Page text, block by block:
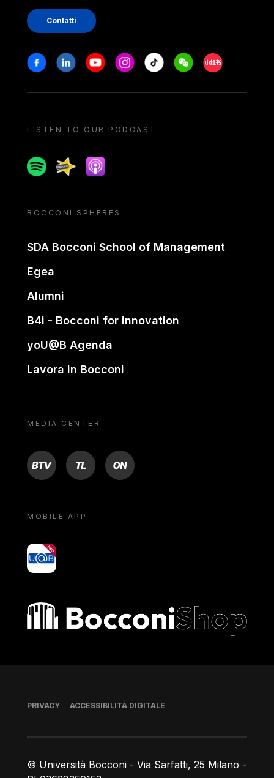
Contatti
Stay in touch
FacebookLinkedinYoutubeInstagram
Tiktok WeechatXiaohongshu/
LISTEN TO OUR PODCAST
SpotifySpreakerApple podcast
BOCCONI SPHERES
SDA Bocconi School of Management
Egea
Alumni
B4i - Bocconi for innovation
yoU@B Agenda
Lavora in Bocconi
MEDIA CENTER
BTV TL ON
MOBILE APP
yoU@B
Bocconi shop
© Università Bocconi - Via Sarfatti, 25 Milano -
Piè di pagina
PRIVACY ACCESSIBILITÀ DIGITALE